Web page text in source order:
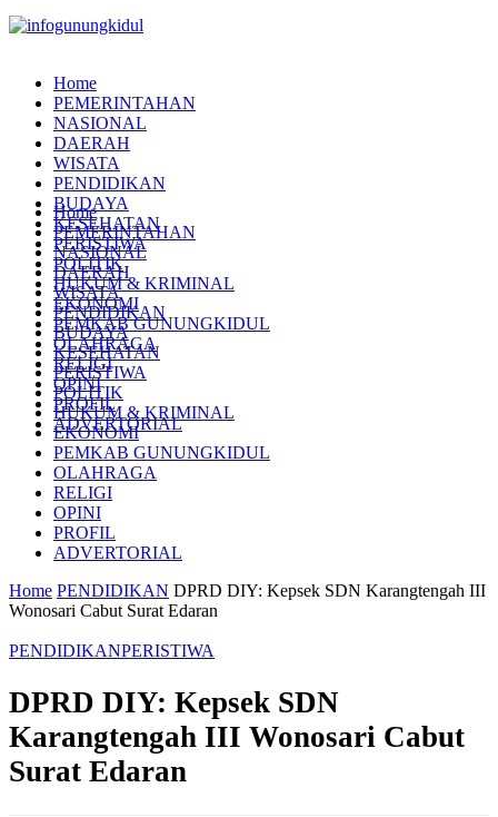
Home
PEMERINTAHAN
NASIONAL
DAERAH
WISATA
PENDIDIKAN
BUDAYA
KESEHATAN
PERISTIWA
POLITIK
HUKUM & KRIMINAL
EKONOMI
PEMKAB GUNUNGKIDUL
OLAHRAGA
RELIGI
OPINI
PROFIL
ADVERTORIAL
Home
PEMERINTAHAN
NASIONAL
DAERAH
WISATA
PENDIDIKAN
BUDAYA
KESEHATAN
PERISTIWA
POLITIK
HUKUM & KRIMINAL
EKONOMI
PEMKAB GUNUNGKIDUL
OLAHRAGA
RELIGI
OPINI
PROFIL
ADVERTORIAL
Home PENDIDIKAN DPRD DIY: Kepsek SDN Karangtengah III
Wonosari Cabut Surat Edaran
PENDIDIKANPERISTIWA
DPRD DIY: Kepsek SDN
Karangtengah III Wonosari Cabut
Surat Edaran